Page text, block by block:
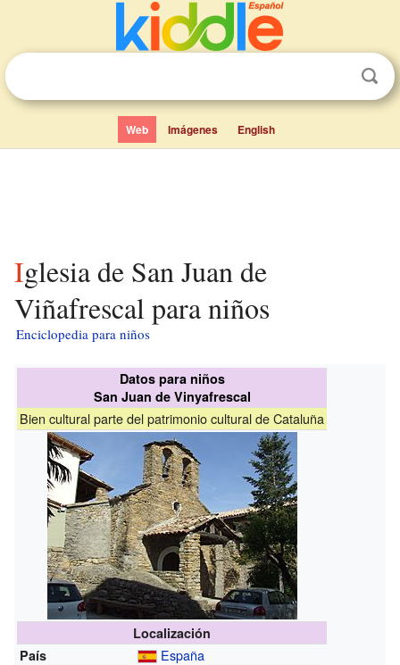
Web Imágenes English
Iglesia de San Juan de
Viñafrescal para niños
Enciclopedia para niños
Datos para niños
San Juan de Vinyafrescal
Bien cultural parte del patrimonio cultural de Cataluña
Localización
País
España